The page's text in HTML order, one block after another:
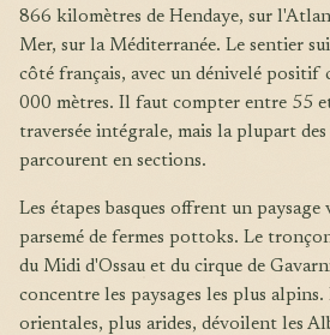
866 kilomètres de Hendaye, sur
Mer, sur la Méditerranée. Le sentier
côté français, avec un dénivelé positif
000 mètres. Il faut compter entre 55
traversée intégrale, mais la plupart
parcourent en sections.
Les étapes basques offrent un paysage vert et vallonné,
parsemé de fermes pottoks. Le
du Midi d'Ossau et du cirque de
concentre les paysages les plus alpins.
orientales, plus arides, dévoilent les